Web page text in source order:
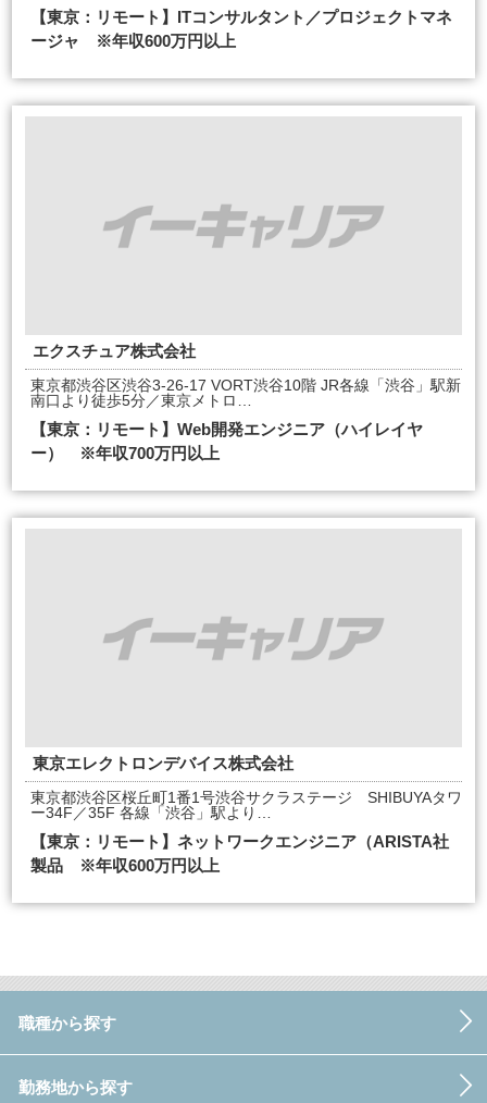
【東京：リモート】ITコンサルタント／プロジェクトマネ
ージャ ※年収600万円以上
エクスチュア株式会社
東京都渋谷区渋谷3-26-17 VORT渋谷10階 JR各線「渋谷」駅新
南口より徒歩5分／東京メトロ…
【東京：リモート】Web開発エンジニア（ハイレイヤ
ー） ※年収700万円以上
東京エレクトロンデバイス株式会社
東京都渋谷区桜丘町1番1号渋谷サクラステージ SHIBUYAタワ
ー34F／35F 各線「渋谷」駅より…
【東京：リモート】ネットワークエンジニア（ARISTA社
製品 ※年収600万円以上
職種から探す
勤務地から探す